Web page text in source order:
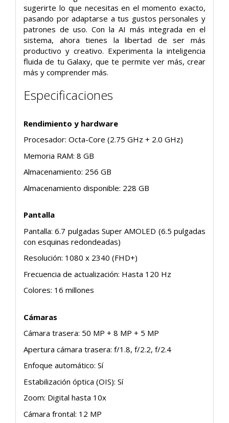
sugerirte lo que necesitas en el momento exacto,
pasando por adaptarse a tus gustos personales y
patrones de uso. Con la AI más integrada en el
sistema, ahora tienes la libertad de ser más
productivo y creativo. Experimenta la inteligencia
fluida de tu Galaxy, que te permite ver más, crear
más y comprender más.
Especificaciones
Rendimiento y hardware
Procesador: Octa-Core (2.75 GHz + 2.0 GHz)
Memoria RAM: 8 GB
Almacenamiento: 256 GB
Almacenamiento disponible: 228 GB
Pantalla
Pantalla: 6.7 pulgadas Super AMOLED (6.5 pulgadas
con esquinas redondeadas)
Resolución: 1080 x 2340 (FHD+)
Frecuencia de actualización: Hasta 120 Hz
Colores: 16 millones
Cámaras
Cámara trasera: 50 MP + 8 MP + 5 MP
Apertura cámara trasera: f/1.8, f/2.2, f/2.4
Enfoque automático: Sí
Estabilización óptica (OIS): Sí
Zoom: Digital hasta 10x
Cámara frontal: 12 MP